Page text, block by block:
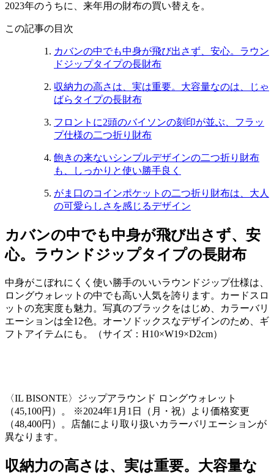
2023年のうちに、来年用の財布の買い替えを。
この記事の目次
カバンの中でも中身が飛び出さず、安心。ラウン
ドジップタイプの長財布
収納力の高さは、実は重要。大容量なのは、じゃ
ばらタイプの長財布
フロントに2頭のバイソンの刻印が並ぶ、フラッ
プ仕様の二つ折り財布
飽きの来ないシンプルデザインの二つ折り財布
も、しっかりと使い勝手良く
がま口のコインポケットの二つ折り財布は、大人
の可愛らしさを感じるデザイン
カバンの中でも中身が飛び出さず、安
心。ラウンドジップタイプの長財布
中身がこぼれにくく使い勝手のいいラウンドジップ仕様は、
ロングウォレットの中でも高い人気を誇ります。カードスロ
ットの充実度も魅力。写真のブラックをはじめ、カラーバリ
エーションは全12色。オーソドックスなデザインのため、ギ
フトアイテムにも。（サイズ： H10×W19×D2cm）
〈IL BISONTE〉ジップアラウンド ロングウォレット
（45,100円）。 ※2024年1 月 1 日（月・祝）より価格変更
（48,400円）。店舗により取り扱いカラーバリエーションが
異なります。
収納力の高さは、実は重要。大容量な